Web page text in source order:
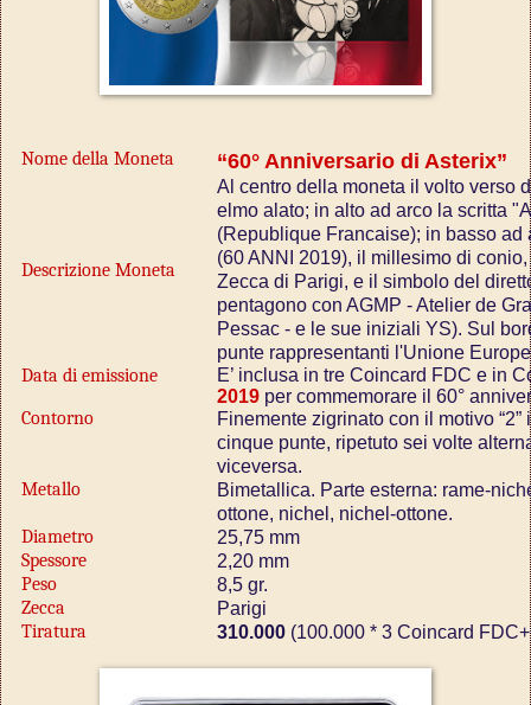
Nome della Moneta “60° Anniversario di Asterix”
Descrizione Moneta
Al centro della moneta il volto verso
elmo alato; in alto ad arco la scritta
(Republique Francaise); in basso
(60 ANNI 2019), il millesimo di
Zecca di Parigi, e il simbolo del
pentagono con AGMP - Atelier de
Pessac - e le sue iniziali YS). Sul
punte rappresentanti l'Unione
Data di emissione
E’ inclusa in tre Coincard FDC e in
2019 per commemorare il 60°
Contorno
Finemente zigrinato con il motivo
cinque punte, ripetuto sei volte
viceversa.
Metallo
Bimetallica. Parte esterna: rame-
ottone, nichel, nichel-ottone.
Diametro 25,75 mm
Spessore 2,20 mm
Peso 8,5 gr.
Zecca Parigi
Tiratura 310.000 (100.000 * 3 Coincard